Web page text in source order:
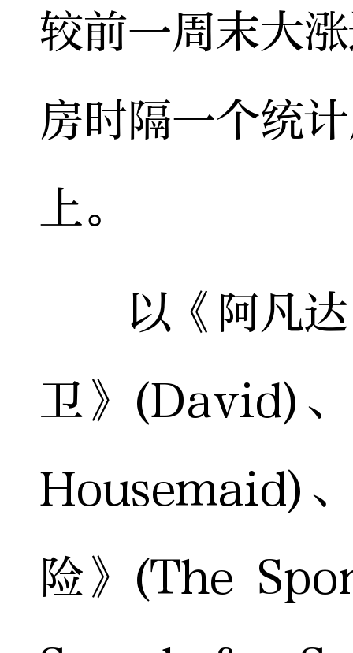
较前一周末大
房时隔一个统
上。
以《阿凡达
卫》(David)
Housemaid)、
险》(The